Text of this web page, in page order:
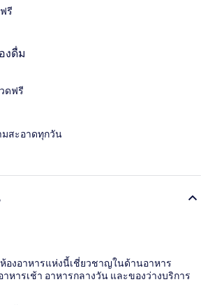
รี
งดื่ม
ดฟรี
สะอาดทุกวัน
ห้องอาหารแห่งนี้เชี่ยวชาญในด้านอาหาร
หารเช้า อาหารกลางวัน และของว่างบริการ